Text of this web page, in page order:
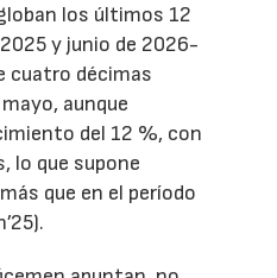
los últimos 12
y junio de 2026-
cuatro décimas
aunque
del 12 %, con
lo que supone
que en el período